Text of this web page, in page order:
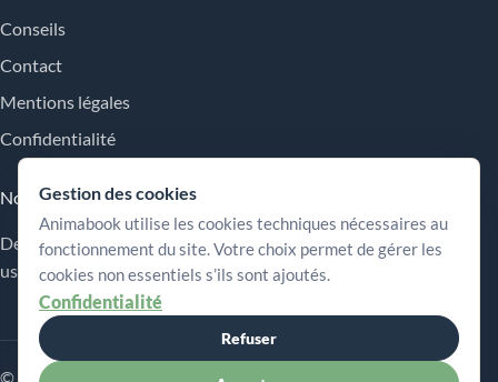
Conseils
Contact
Mentions légales
Confidentialité
Nos engagements
Des repères simples pour comparer les offres, comprendre les
usages et choisir plus sereinement.
© 2026 Animabook
Gestion des cookies
Animabook utilise les cookies techniques nécessaires au
fonctionnement du site. Votre choix permet de gérer les
cookies non essentiels s’ils sont ajoutés.
Confidentialité
Refuser